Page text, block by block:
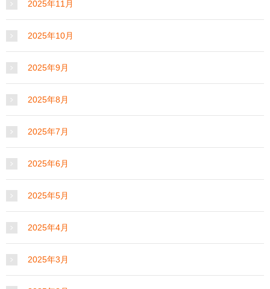
2025年11月
2025年10月
2025年9月
2025年8月
2025年7月
2025年6月
2025年5月
2025年4月
2025年3月